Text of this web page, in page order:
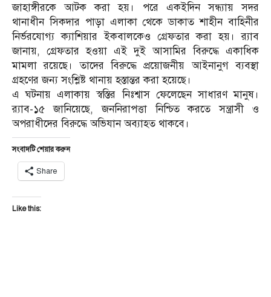
জাহাঙ্গীরকে আটক করা হয়। পরে একইদিন সন্ধ্যায় সদর
থানাধীন সিকদার পাড়া এলাকা থেকে ডাকাত শাহীন বাহিনীর
নির্ভরযোগ্য ক্যাশিয়ার ইকবালকেও গ্রেফতার করা হয়। র‌্যাব
জানায়, গ্রেফতার হওয়া এই দুই আসামির বিরুদ্ধে একাধিক
মামলা রয়েছে। তাদের বিরুদ্ধে প্রয়োজনীয় আইনানুগ ব্যবস্থা
গ্রহণের জন্য সংশ্লিষ্ট থানায় হস্তান্তর করা হয়েছে।
এ ঘটনায় এলাকায় স্বস্তির নিঃশ্বাস ফেলেছেন সাধারণ মানুষ।
র‌্যাব-১৫ জানিয়েছে, জননিরাপত্তা নিশ্চিত করতে সন্ত্রাসী ও
অপরাধীদের বিরুদ্ধে অভিযান অব্যাহত থাকবে।
সংবাদটি শেয়ার করুন
Share
Like this: